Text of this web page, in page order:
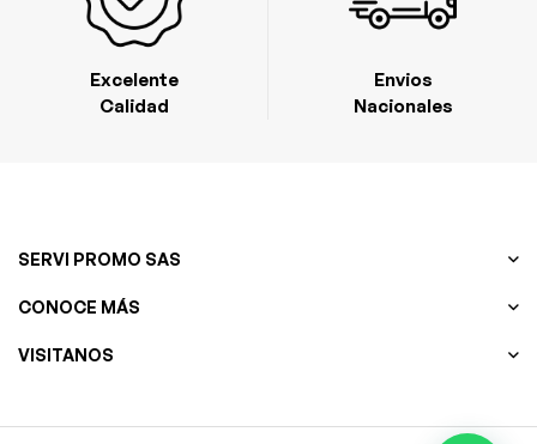
Excelente
Calidad
Envios
Nacionales
SERVI PROMO SAS
CONOCE MÁS
VISITANOS